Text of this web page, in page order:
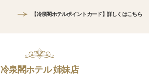
【冷泉閣ホテルポイントカード】詳しくはこちら
冷泉閣ホテル 姉妹店